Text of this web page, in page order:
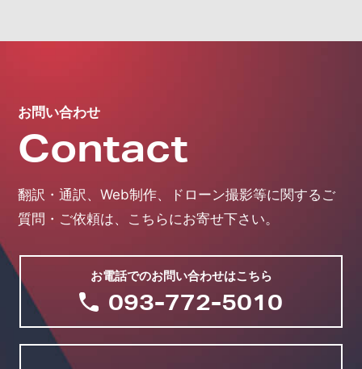
お問い合わせ
Contact
翻訳・通訳、Web制作、ドローン撮影等に関する ご
質問・ご依頼は、こちらにお寄せ下さい。
お電話でのお問い合わせはこちら
093-772-5010